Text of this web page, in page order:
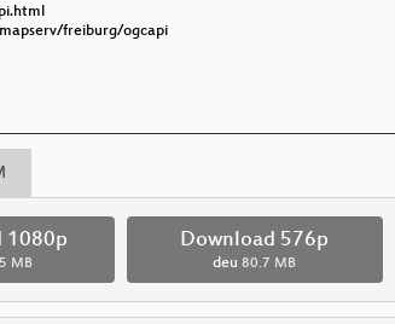
freiburg/ogcapi
1080p
MB
Download 576p
deu 80.7 MB